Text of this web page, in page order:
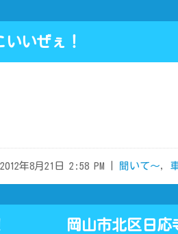
！かっこいいぜ
2012年8月21日 2:58 PM | 聞いて～,
た！ 岡山市北区日